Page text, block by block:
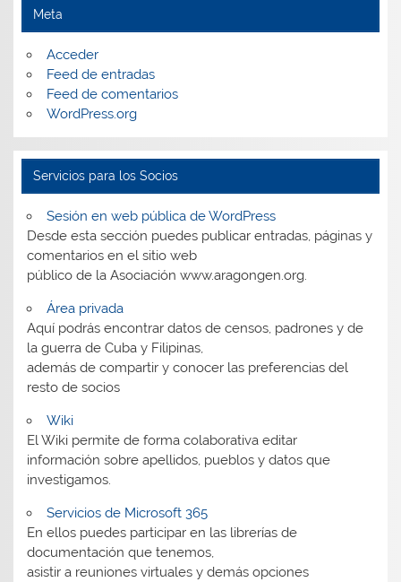
Meta
Acceder
Feed de entradas
Feed de comentarios
WordPress.org
Servicios para los Socios
Sesión en web pública de WordPress
Desde esta sección puedes publicar entradas, páginas y
comentarios en el sitio web
público de la Asociación www.aragongen.org.
Área privada
Aquí podrás encontrar datos de censos, padrones y de
la guerra de Cuba y Filipinas,
además de compartir y conocer las preferencias del
resto de socios
Wiki
El Wiki permite de forma colaborativa editar
información sobre apellidos, pueblos y datos que
investigamos.
Servicios de Microsoft 365
En ellos puedes participar en las librerías de
documentación que tenemos,
asistir a reuniones virtuales y demás opciones